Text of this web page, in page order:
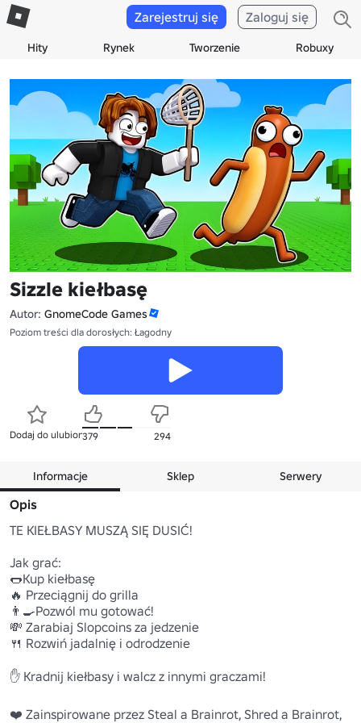
Hity Rynek Tworzenie Robuxy
Zarejestruj się Zaloguj się
Sizzle kiełbasę
Autor: GnomeCode Games
Poziom treści dla dorosłych: Łagodny
Dodaj do ulubionych
379 294
Informacje Sklep Serwery
Opis
TE KIEŁBASY MUSZĄ SIĘ DUSIĆ!
Jak grać:
🌭Kup kiełbasę
🔥 Przeciągnij do grilla
👨‍🍳Pozwól mu gotować!
💸 Zarabiaj Slopcoins za jedzenie
🍴 Rozwiń jadalnię i odrodzenie
✋ Kradnij kiełbasy i walcz z innymi graczami!
❤️ Zainspirowane przez Steal a Brainrot, Shred a Brainrot,